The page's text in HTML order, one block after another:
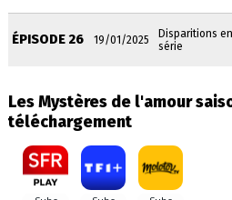
ÉPISODE 26 19/01/2025
Disparitions en
série
Les Mystères de l'amour
téléchargement